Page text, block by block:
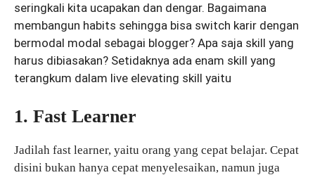
seringkali kita ucapakan dan dengar. Bagaimana
membangun habits sehingga bisa switch karir dengan
bermodal modal sebagai blogger? Apa saja skill yang
harus dibiasakan? Setidaknya ada enam skill yang
terangkum dalam live elevating skill yaitu
1. Fast Learner
Jadilah fast learner, yaitu orang yang cepat belajar. Cepat
disini bukan hanya cepat menyelesaikan, namun juga